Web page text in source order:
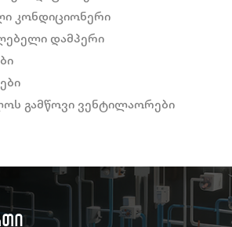
კონდიციონერი
დამპერი
გამწოვი ვენტილაორები